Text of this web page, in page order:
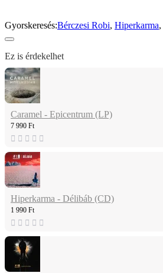
Gyorskeresés:Bérczesi Robi, Hiperkarma,
Ez is érdekelhet
Caramel - Epicentrum (LP)
7 990 Ft
Hiperkarma - Délibáb (CD)
1 990 Ft